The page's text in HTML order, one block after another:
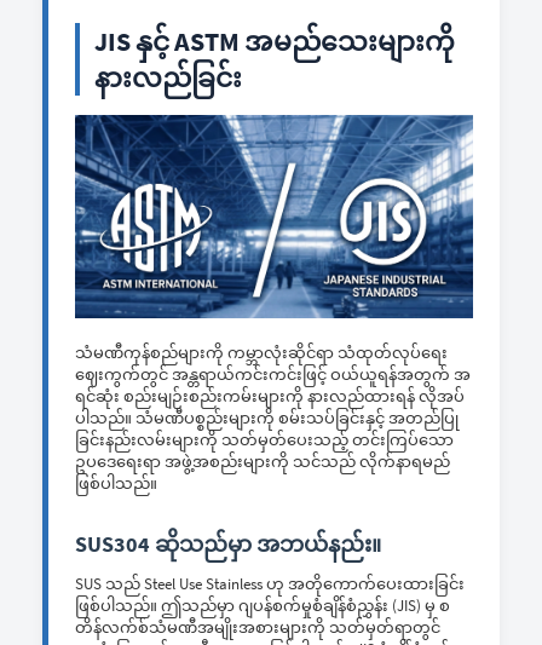
JIS နှင့် ASTM အမည်သေးများကို
နားလည်ခြင်း
သံမဏီကုန်စည်များကို ကမ္ဘာလုံးဆိုင်ရာ သံထုတ်လုပ်ရေး
ဈေးကွက်တွင် အန္တရာယ်ကင်းကင်းဖြင့် ဝယ်ယူရန်အတွက် အ
ရင်ဆုံး စည်းမျဉ်းစည်းကမ်းများကို နားလည်ထားရန် လိုအပ်
ပါသည်။ သံမဏီပစ္စည်းများကို စမ်းသပ်ခြင်းနှင့် အတည်ပြု
ခြင်းနည်းလမ်းများကို သတ်မှတ်ပေးသည့် တင်းကြပ်သော
ဥပဒေရေးရာ အဖွဲ့အစည်းများကို သင်သည် လိုက်နာရမည်
ဖြစ်ပါသည်။
SUS304 ဆိုသည်မှာ အဘယ်နည်း။
SUS သည် Steel Use Stainless ဟု အတိုကောက်ပေးထားခြင်း
ဖြစ်ပါသည်။ ဤသည်မှာ ဂျပန်စက်မှုစံချိန်စံညွှန်း (JIS) မှ စ
တိန်လက်စ်သံမဏီအမျိုးအစားများကို သတ်မှတ်ရာတွင်